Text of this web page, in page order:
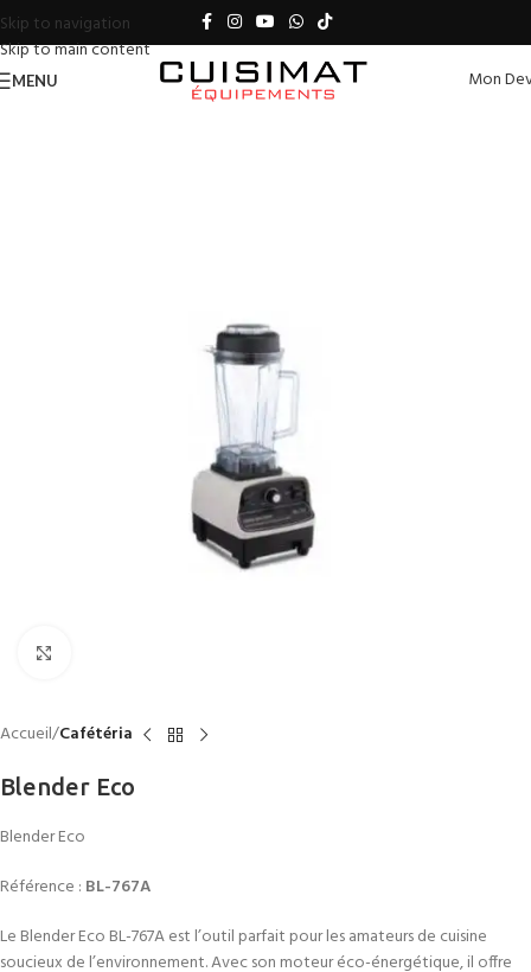
Skip to navigation
Skip to main content
MENU Mon
Accueil Cafétéria
Blender Eco
Blender Eco
Référence : BL-767A
Le Blender Eco BL-767A est l’outil parfait pour les amateurs de cuisine
soucieux de l’environnement. Avec son moteur éco-énergétique, il offre